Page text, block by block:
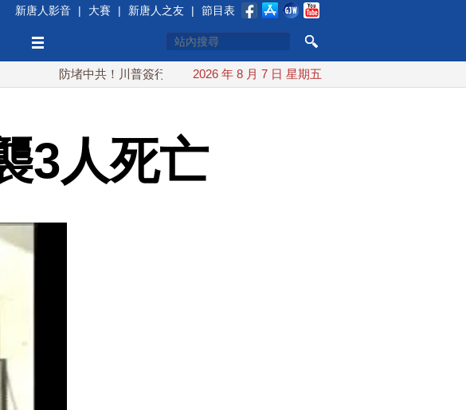
新唐人影音 | 大賽 | 新唐人之友 | 節目表
防堵中共！川普簽行政令 對多晶矽課15%關稅 白海豚颱風最快下午海警！父親
2026 年 8 月 7 日 星期五
3人死亡